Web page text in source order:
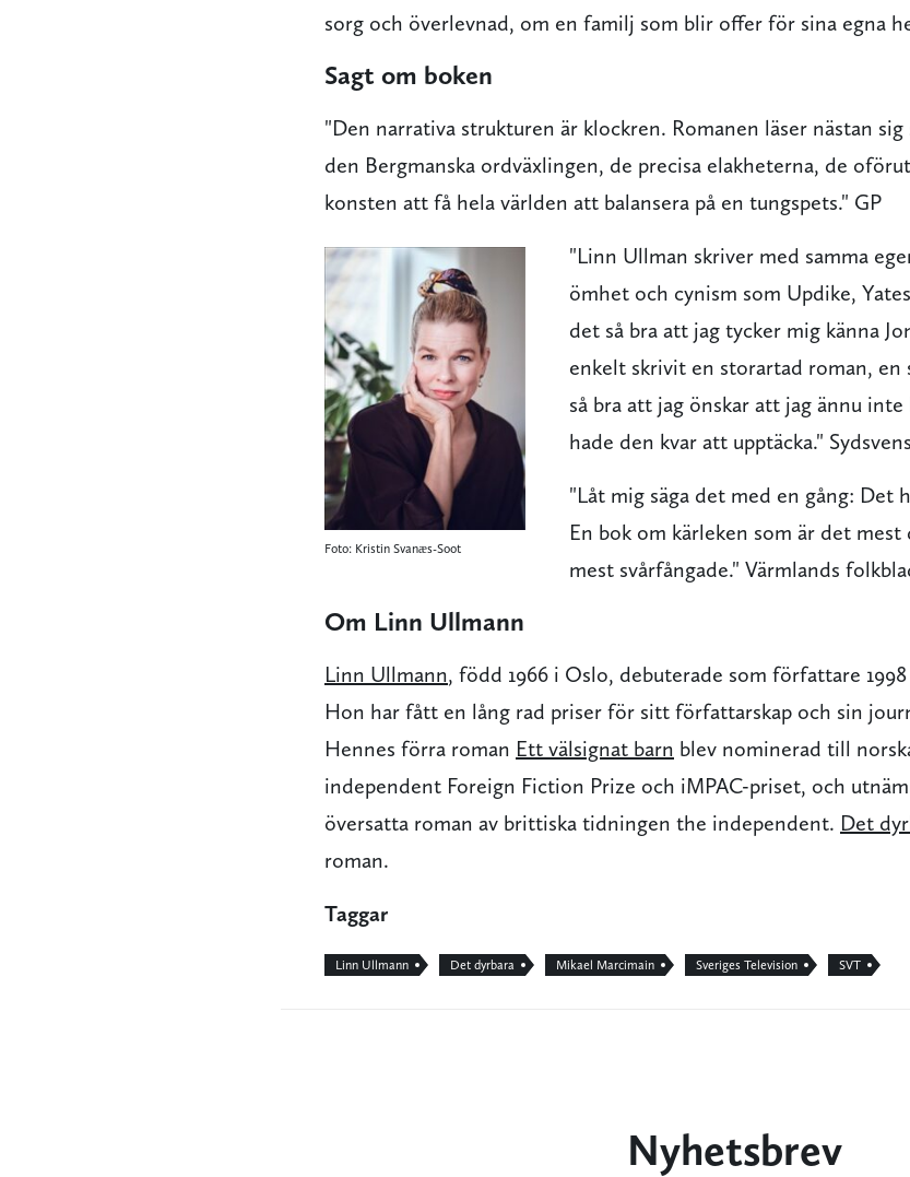
sorg och överlevnad, om en familj som blir offer för sina egna
Sagt om boken
"Den narrativa strukturen är klockren. Romanen läser nästan
den Bergmanska ordväxlingen, de precisa elakheterna, de
konsten att få hela världen att balansera på en tungspets." GP
Foto: Kristin Svanæs-Soot
"Linn Ullman skriver med samma
ömhet och cynism som Updike,
det så bra att jag tycker mig känna
enkelt skrivit en storartad roman, en
så bra att jag önskar att jag ännu
hade den kvar att upptäcka."
"Låt mig säga det med en gång: Det
En bok om kärleken som är det
mest svårfångade." Värmlands
Om Linn Ullmann
Linn Ullmann, född 1966 i Oslo, debuterade som författare
Hon har fått en lång rad priser för sitt författarskap och sin
Hennes förra roman Ett välsignat barn blev nominerad till
independent Foreign Fiction Prize och iMPAC-priset, och
översatta roman av brittiska tidningen the independent. Det
roman.
Taggar
Linn Ullmann Det dyrbara Mikael Marcimain Sveriges Television SVT
Nyhetsbrev